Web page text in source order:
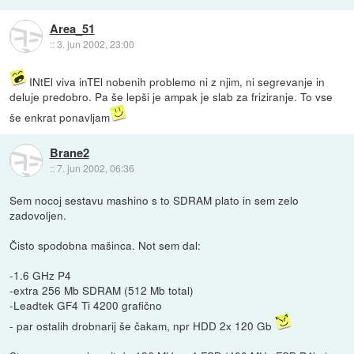
Area_51
::3. jun 2002, 23:00
INtEl viva inTEl nobenih problemo ni z njim, ni segrevanje in
deluje predobro. Pa še lepši je ampak je slab za friziranje. To vse
še enkrat ponavljam
Brane2
::7. jun 2002, 06:36
Sem nocoj sestavu mashino s to SDRAM plato in sem zelo
zadovoljen.
Čisto spodobna mašinca. Not sem dal:
-1.6 GHz P4
-extra 256 Mb SDRAM (512 Mb total)
-Leadtek GF4 Ti 4200 grafično
- par ostalih drobnarij še čakam, npr HDD 2x 120 Gb